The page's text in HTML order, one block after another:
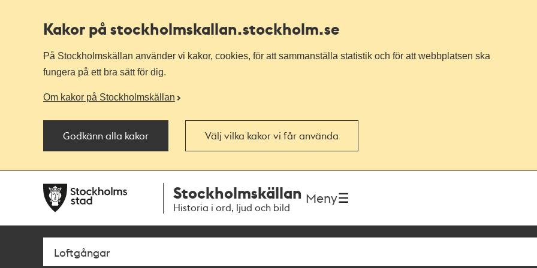
Kakor på stockholmskallan.stockholm.se
På Stockholmskällan använder vi kakor, cookies, för att sammanställa statistik och för att webbplatsen ska
fungera på ett bra sätt för dig.
Om kakor på Stockholmskällan
Godkänn alla kakor Välj vilka kakor vi får använda
navigationen
huvudinnehållet
Stockholmskällan
Historia i ord, ljud och bild
Meny
SökFritextsök